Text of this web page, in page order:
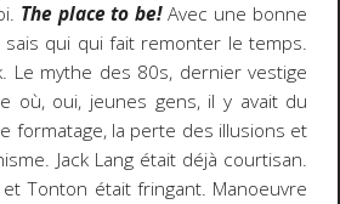
The place to be!Avec une bonne
qui qui fait remonter le temps.
Le mythe des 80s, dernier vestige
où, oui, jeunes gens, il y avait du
formatage, la perte des illusions et
Jack Lang était déjà courtisan.
Tonton était fringant. Manoeuvre